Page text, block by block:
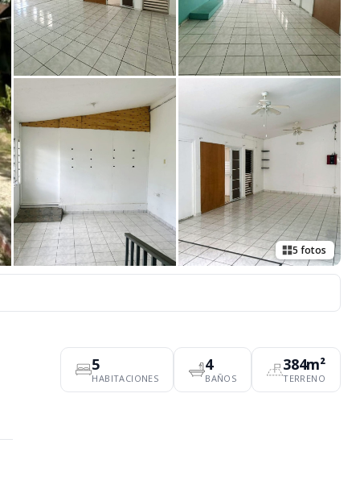
5 fotos
5
HABITACIONES
4
BAÑOS
384m²
TERRENO